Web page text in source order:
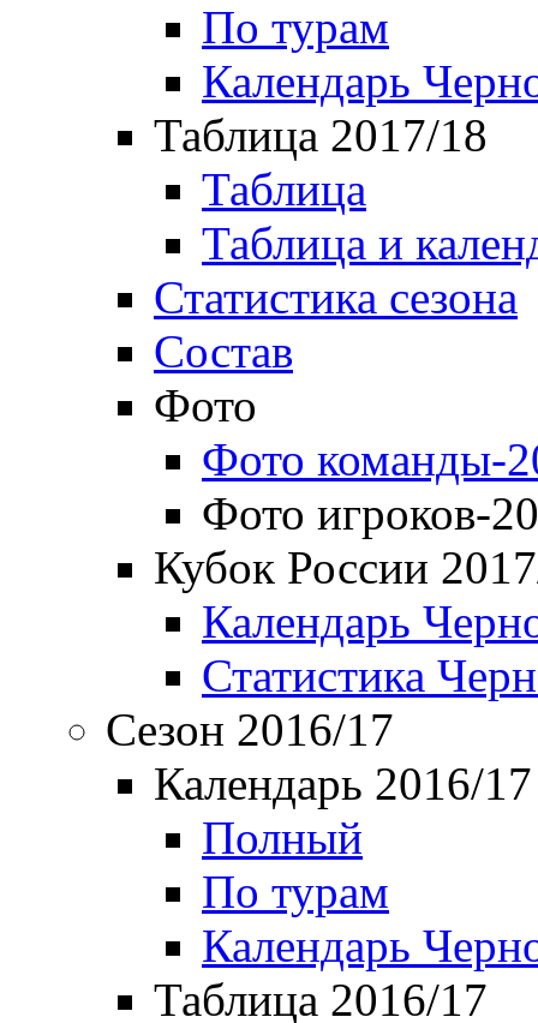
По турам
Календарь
Таблица 2017/18
Таблица
Таблица и
Статистика сезона
Состав
Фото
Фото команды-
Фото игроков-
Кубок России
Календарь
Статистика
Сезон 2016/17
Календарь 2016/17
Полный
По турам
Календарь
Таблица 2016/17